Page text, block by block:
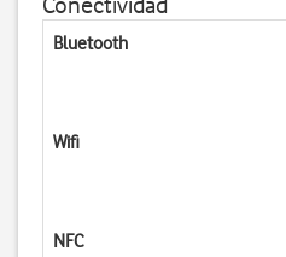
Bluetooth
Wifi
NFC